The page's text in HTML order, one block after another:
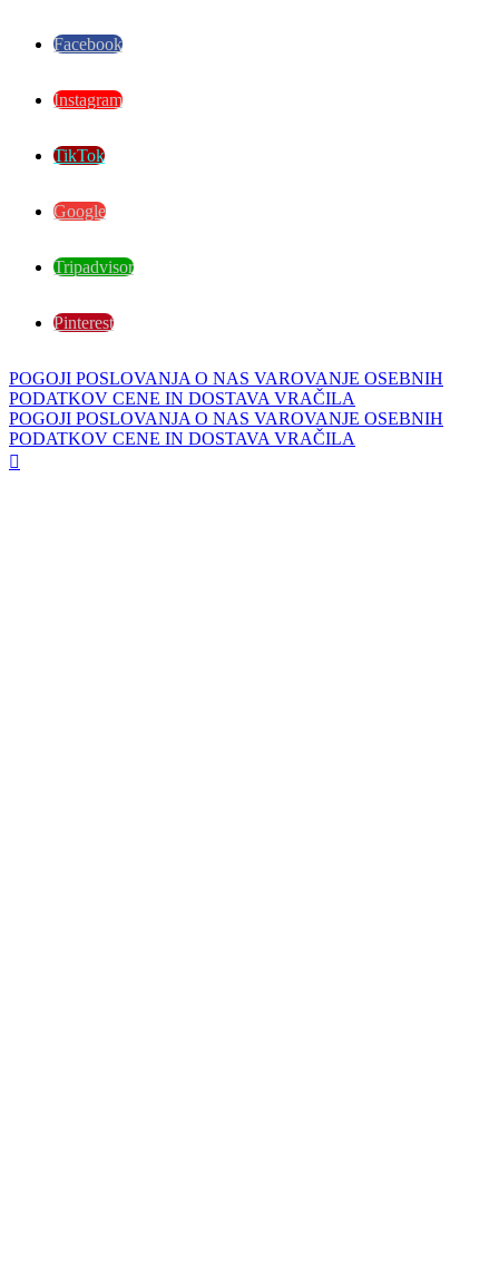
Facebook
Instagram
TikTok
Google
Tripadvisor
Pinterest
POGOJI POSLOVANJA O NAS VAROVANJE OSEBNIH
PODATKOV CENE IN DOSTAVA VRAČILA
POGOJI POSLOVANJA O NAS VAROVANJE OSEBNIH
PODATKOV CENE IN DOSTAVA VRAČILA
